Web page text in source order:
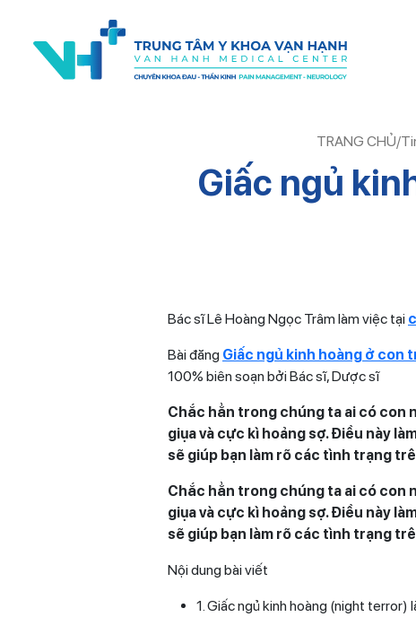
TRANG CHỦ/
Giấc ngủ
Bác sĩ Lê Hoàng Ngọc Trâm làm việc tại
Bài đăng Giấc ngủ kinh hoàng ở
100% biên soạn bởi Bác sĩ, Dược sĩ
Chắc hẳn trong chúng ta ai có con
giụa và cực kì hoảng sợ. Điều này
sẽ giúp bạn làm rõ các tình trạng
Chắc hẳn trong chúng ta ai có con
giụa và cực kì hoảng sợ. Điều này
sẽ giúp bạn làm rõ các tình trạng
Nội dung bài viết
1. Giấc ngủ kinh hoàng (night terror)